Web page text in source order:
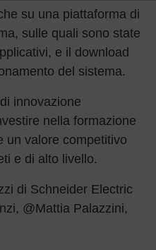
su una piattaforma di
sulle quali sono state
e il download
del sistema.
innovazione
nella formazione
un valore competitivo
e di alto livello.
di Schneider Electric
@Mattia Palazzini,